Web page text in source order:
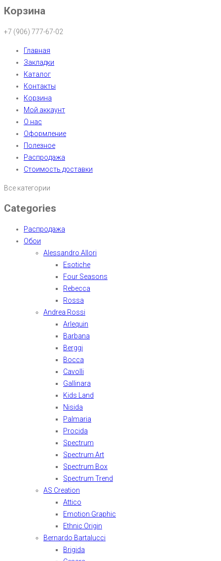
Корзина
+7 (906) 777-67-02
Главная
Закладки
Каталог
Контакты
Корзина
Мой аккаунт
О нас
Оформление
Полезное
Распродажа
Стоимость доставки
Все категории
Categories
Распродажа
Обои
Alessandro Allori
Esotiche
Four Seasons
Rebecca
Rossa
Andrea Rossi
Arlequin
Barbana
Berggi
Bocca
Cavolli
Gallinara
Kids Land
Nisida
Palmaria
Procida
Spectrum
Spectrum Art
Spectrum Box
Spectrum Trend
AS Creation
Attico
Emotion Graphic
Ethnic Origin
Bernardo Bartalucci
Brigida